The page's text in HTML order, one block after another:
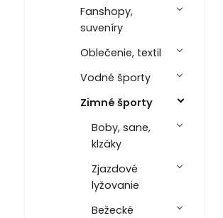
Fanshopy,
suveníry
Oblečenie, textil
Vodné športy
Zimné športy
Boby, sane,
klzáky
Zjazdové
lyžovanie
Bežecké